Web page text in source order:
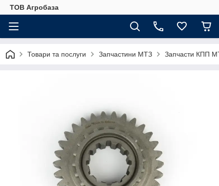
ТОВ Агробаза
Товари та послуги Запчастини МТЗ Запчасти КПП